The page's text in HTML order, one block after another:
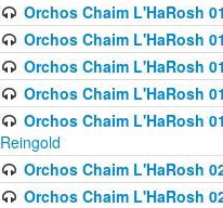
Orchos Chaim L'HaRosh
Orchos Chaim L'HaRosh
Orchos Chaim L'HaRosh
Orchos Chaim L'HaRosh
Orchos Chaim L'HaRosh
Reingold
Orchos Chaim L'HaRosh
Orchos Chaim L'HaRosh